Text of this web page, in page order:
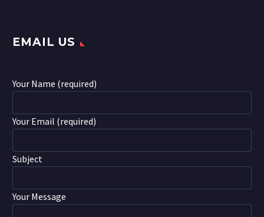
EMAIL US
Your Name (required)
Your Email (required)
Subject
Your Message